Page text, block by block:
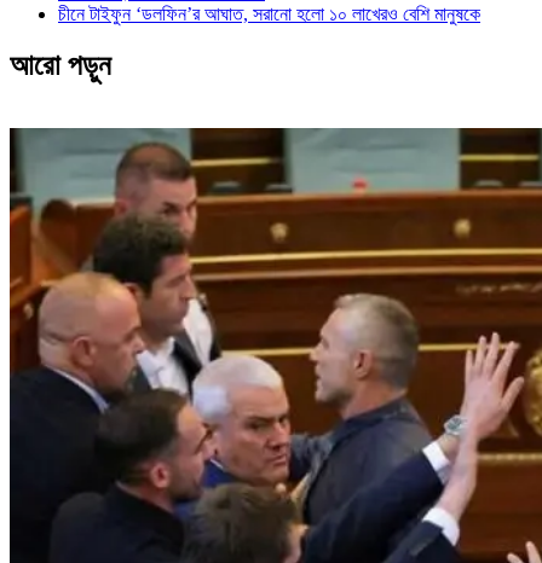
চীনে টাইফুন ‘ডলফিন’র আঘাত, সরানো হলো ১০ লাখেরও বেশি মানুষকে
আরো পড়ুন